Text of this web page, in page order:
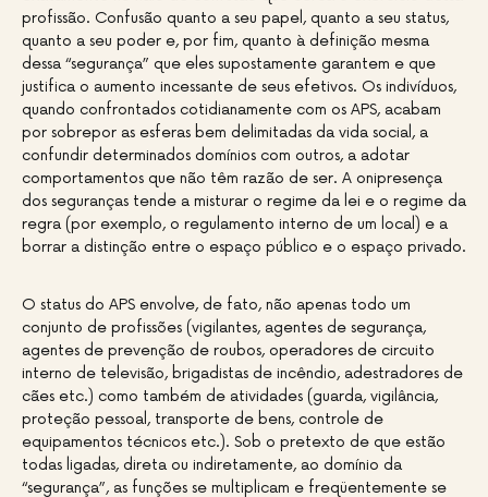
profissão. Confusão quanto a seu papel, quanto a seu status,
quanto a seu poder e, por fim, quanto à definição mesma
dessa “segurança” que eles supostamente garantem e que
justifica o aumento incessante de seus efetivos. Os indivíduos,
quando confrontados cotidianamente com os APS, acabam
por sobrepor as esferas bem delimitadas da vida social, a
confundir determinados domínios com outros, a adotar
comportamentos que não têm razão de ser. A onipresença
dos seguranças tende a misturar o regime da lei e o regime da
regra (por exemplo, o regulamento interno de um local) e a
borrar a distinção entre o espaço público e o espaço privado.
O status do APS envolve, de fato, não apenas todo um
conjunto de profissões (vigilantes, agentes de segurança,
agentes de prevenção de roubos, operadores de circuito
interno de televisão, brigadistas de incêndio, adestradores de
cães etc.) como também de atividades (guarda, vigilância,
proteção pessoal, transporte de bens, controle de
equipamentos técnicos etc.). Sob o pretexto de que estão
todas ligadas, direta ou indiretamente, ao domínio da
“segurança”, as funções se multiplicam e freqüentemente se